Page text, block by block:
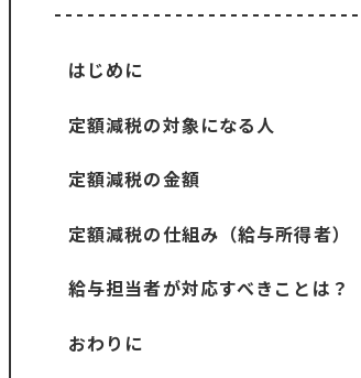
はじめに
定額減税の対象になる人
定額減税の金額
定額減税の仕組み（給与所得者）
給与担当者が対応すべきことは？
おわりに